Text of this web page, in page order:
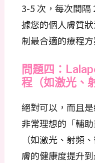
3-5 次，每次間隔
據您的個人膚質
制最合適的療程方
問題四：
程（如激光、
絕對可以，而且
非常理想的「輔
（如激光、射頻
膚的健康度提升